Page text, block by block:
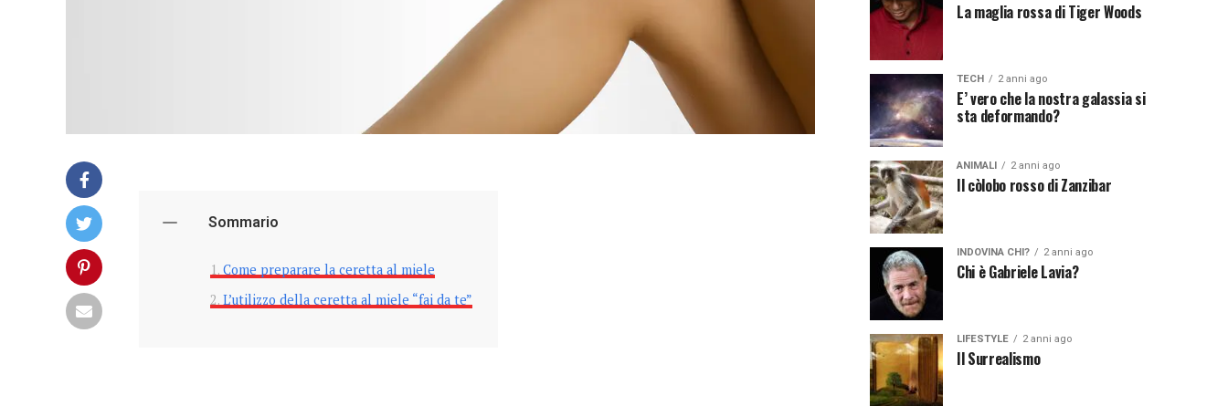
Sommario
Come preparare la ceretta al miele
L’utilizzo della ceretta al miele “fai da te”
La maglia rossa di Tiger Woods
TECH 2 anni ago
E’ vero che la nostra galassia si
sta deformando?
ANIMALI 2 anni ago
Il còlobo rosso di Zanzibar
INDOVINA CHI? 2 anni ago
Chi è Gabriele Lavia?
LIFESTYLE 2 anni ago
Il Surrealismo